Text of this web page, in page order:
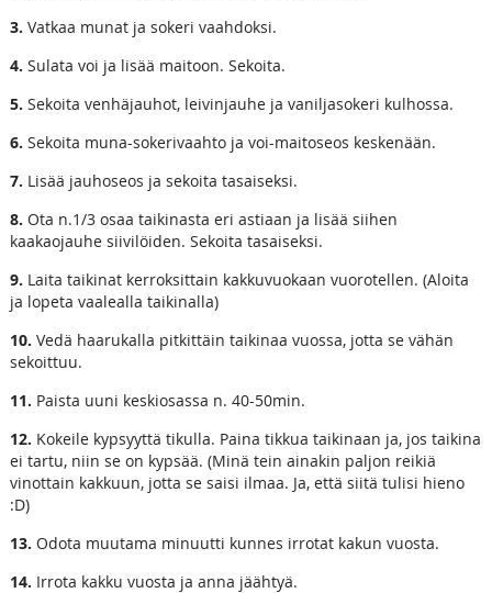
3. Vatkaa munat ja sokeri vaahdoksi.
4. Sulata voi ja lisää maitoon. Sekoita.
5. Sekoita venhäjauhot, leivinjauhe ja vaniljasokeri kulhossa.
6. Sekoita muna-sokerivaahto ja voi-maitoseos keskenään.
7. Lisää jauhoseos ja sekoita tasaiseksi.
8. Ota n.1/3 osaa taikinasta eri astiaan ja lisää siihen
kaakaojauhe siivilöiden. Sekoita tasaiseksi.
9. Laita taikinat kerroksittain kakkuvuokaan vuorotellen. (Aloita
ja lopeta vaalealla taikinalla)
10. Vedä haarukalla pitkittäin taikinaa vuossa, jotta se vähän
sekoittuu.
11. Paista uuni keskiosassa n. 40-50min.
12. Kokeile kypsyyttä tikulla. Paina tikkua taikinaan ja, jos taikina
ei tartu, niin se on kypsää. (Minä tein ainakin paljon reikiä
vinottain kakkuun, jotta se saisi ilmaa. Ja, että siitä tulisi hieno
:D)
13. Odota muutama minuutti kunnes irrotat kakun vuosta.
14. Irrota kakku vuosta ja anna jäähtyä.